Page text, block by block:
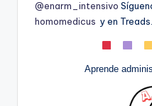
@enarm_intensivo
homomedicus y en
Aprende